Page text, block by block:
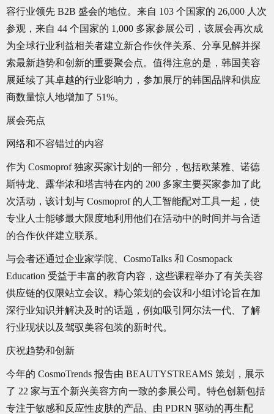
容行业领先 B2B 盛会的地位。来自 103 个国家的 26,000 人次
参观，来自 44 个国家的 1,000 多家参展公司，该展会再次成
为全球行业利益相关者建立新合作伙伴关系、分享见解并探
索最新趋势和创新的重要聚会点。值得注意的是，韩国美容
展延续了其卓越的行业影响力，参加展厅的韩国品牌和供应
商数量惊人地增加了 51%。
展会亮点
网络和不容错过的内容
作为 Cosmoprof 独家买家计划的一部分，包括欧莱雅、诺德
斯特龙、露华浓和塔吉特在内的 200 多家主要买家参加了此
次活动，该计划与 Cosmoprof 的人工智能配对工具一起，使
专业人士能够最大限度地利用他们在活动中的时间并与合适
的合作伙伴建立联系。
与会者还通过企业家学院、CosmoTalks 和 Cosmopack
Education 受益于丰富的教育内容，这些课程举办了有关美容
供应链的仅限站立会议。精心策划的会议和小组讨论旨在加
深行业知识并解决及时的话题，例如吸引阿尔法一代、了解
行业现状以及驾驭美容包装的新时代。
庆祝趋势和创新
今年的 CosmoTrends 报告由 BEAUTYSTREAMS 策划，展示
了 22 家与五个新兴美容方向一致的参展公司。特色创新包括
专注于敏感和反应性皮肤的产品、由 PDRN 驱动的再生配